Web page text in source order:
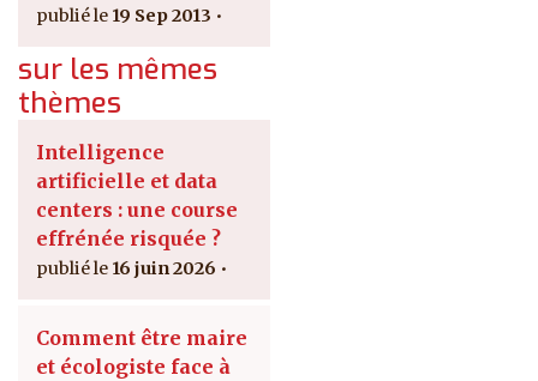
19 Sep 2013
sur les mêmes
thèmes
Intelligence
artificielle et data
centers : une course
effrénée risquée ?
16 juin 2026
Comment être maire
et écologiste face à